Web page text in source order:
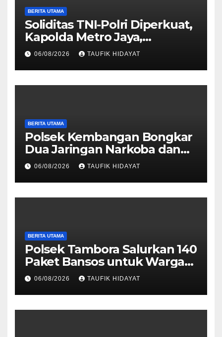
BERITA UTAMA
Soliditas TNI-Polri Diperkuat,
Kapolda Metro Jaya,
Pangdam Jaya, dan
Dankorbrimob Jalin
Silaturahmi
06/08/2026 TAUFIK HIDAYAT
BERITA UTAMA
Polsek Kembangan Bongkar
Dua Jaringan Narkoba dan
Obat Keras, Sita Puluhan
Ribu Pil, 1,1 Kg Sabu hingga
Vape Etomidate
06/08/2026 TAUFIK HIDAYAT
BERITA UTAMA
Polsek Tambora Salurkan 140
Paket Bansos untuk Warga
Slum Area, Wujud
Kepedulian Sambut HUT ke-
81 RI
06/08/2026 TAUFIK HIDAYAT